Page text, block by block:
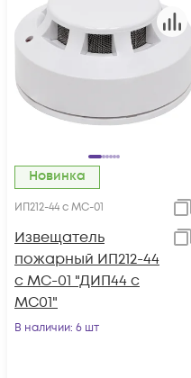
Новинка
ИП212-44 с МС-01
Извещатель
пожарный ИП212-44
с МС-01 "ДИП44 с
МС01"
В наличии: 6 шт